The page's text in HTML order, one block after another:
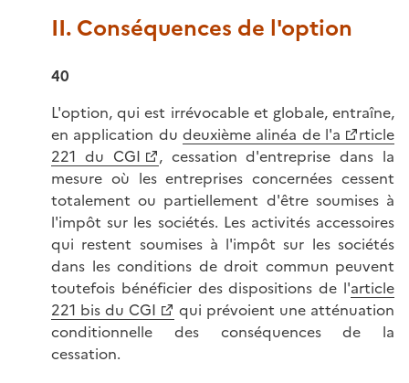
II. Conséquences de l'option
40
L'option, qui est irrévocable et globale, entraîne,
en application du deuxième alinéa de l'a
rticle
221 du CGI
, cessation d'entreprise dans la
mesure où les entreprises concernées cessent
totalement ou partiellement d'être soumises à
l'impôt sur les sociétés. Les activités accessoires
qui restent soumises à l'impôt sur les sociétés
dans les conditions de droit commun peuvent
toutefois bénéficier des dispositions de l'article
221 bis du CGI
qui prévoient une atténuation
conditionnelle des conséquences de la
cessation.